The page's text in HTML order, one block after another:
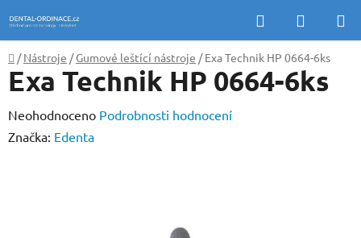
na
obsah
Hledat
KOŠÍK
Domů
/ Nástroje / Gumové leštící nástroje / Exa Technik HP 0664-6ks
Exa Technik HP 0664-6ks
Průměrné
hodnocení
Neohodnoceno Podrobnosti hodnocení
Značka: Edenta